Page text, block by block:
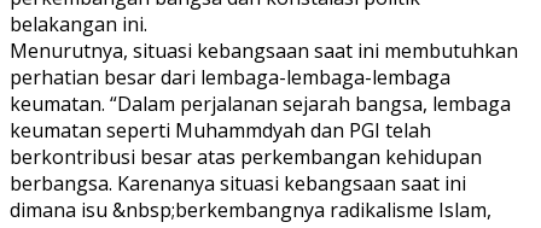
belakangan ini.
Menurutnya, situasi kebangsaan saat ini membutuhkan
perhatian besar dari lembaga-lembaga-lembaga
keumatan. “Dalam perjalanan sejarah bangsa, lembaga
keumatan seperti Muhammdyah dan PGI telah
berkontribusi besar atas perkembangan kehidupan
berbangsa. Karenanya situasi kebangsaan saat ini
dimana isu &nbsp;berkembangnya radikalisme Islam,